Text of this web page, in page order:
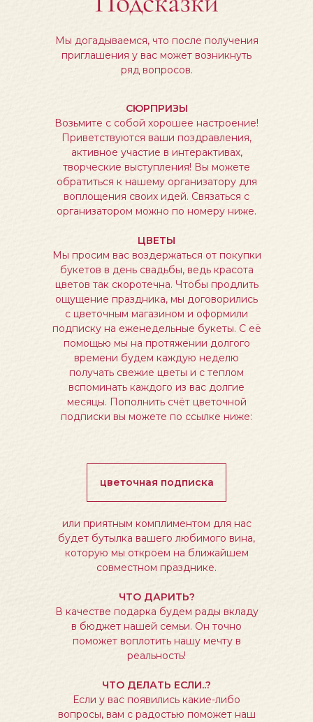
цветочная подписка
или приятным комплиментом для нас
будет бутылка вашего любимого вина,
которую мы откроем на ближайшем
совместном празднике.
ЧТО ДАРИТЬ?
В качестве подарка будем рады вкладу
в бюджет нашей семьи. Он точно
поможет воплотить нашу мечту в
реальность!
ЧТО ДЕЛАТЬ ЕСЛИ..?
Если у вас появились какие-либо
вопросы, вам с радостью поможет наш
СЮРПРИЗЫ
Возьмите с собой хорошее настроение!
Приветствуются ваши поздравления,
активное участие в интерактивах,
творческие выступления! Вы можете
обратиться к нашему организатору для
воплощения своих идей. Связаться с
организатором можно по номеру ниже.
ЦВЕТЫ
Мы просим вас воздержаться от покупки
букетов в день свадьбы, ведь красота
цветов так скоротечна. Чтобы продлить
ощущение праздника, мы договорились
с цветочным магазином и оформили
подписку на еженедельные букеты. С её
помощью мы на протяжении долгого
времени будем каждую неделю
получать свежие цветы и с теплом
вспоминать каждого из вас долгие
месяцы. Пополнить счёт цветочной
подписки вы можете по ссылке ниже:
Мы догадываемся, что после получения
приглашения у вас может возникнуть
ряд вопросов.